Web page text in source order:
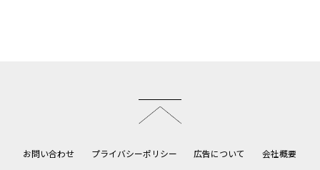
お問い合わせ プライバシーポリシー 広告について 会社概要